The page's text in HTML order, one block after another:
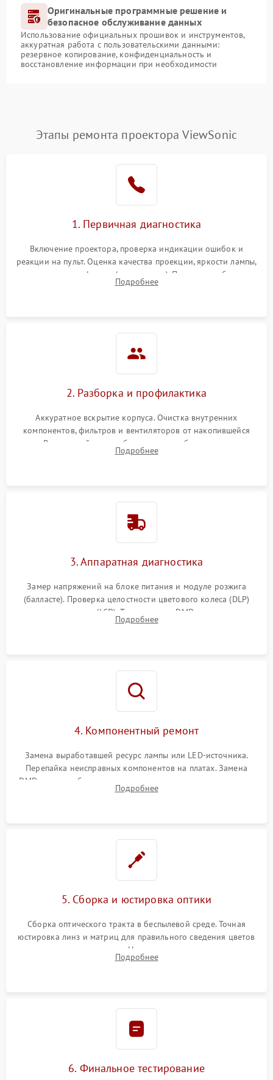
Оригинальные программные решение и
безопасное обслуживание данных
Использование официальных прошивок и инструментов,
аккуратная работа с пользовательскими данными:
резервное копирование, конфиденциальность и
восстановление информации при необходимости
Этапы ремонта проектора ViewSonic
1. Первичная диагностика
Включение проектора, проверка индикации ошибок и
реакции на пульт. Оценка качества проекции, яркости лампы,
наличия артефактов (точки, пятна). Проверка работы
системы охлаждения по уровню шума вентиляторов.
Подробнее
2. Разборка и профилактика
Аккуратное вскрытие корпуса. Очистка внутренних
компонентов, фильтров и вентиляторов от накопившейся
пыли. Визуальный осмотр блока питания, балласта лампы и
материнской платы на наличие прогаров или вздутых
Подробнее
3. Аппаратная диагностика
Замер напряжений на блоке питания и модуле розжига
(балласте). Проверка целостности цветового колеса (DLP)
или поляризаторов (LCD). Тестирование DMD-чипа, датчиков
температуры и оптопар с помощью мультиметра и
Подробнее
4. Компонентный ремонт
Замена выработавшей ресурс лампы или LED-источника.
Перепайка неисправных компонентов на платах. Замена
DMD-чипа при битых пикселях, установка нового цветового
колеса или восстановление сгоревших поляризационных
Подробнее
5. Сборка и юстировка оптики
Сборка оптического тракта в беспылевой среде. Точная
юстировка линз и матриц для правильного сведения цветов
и устранения размытия. Надежное подключение всех
шлейфов, установка датчиков и закрытие корпуса
Подробнее
6. Финальное тестирование